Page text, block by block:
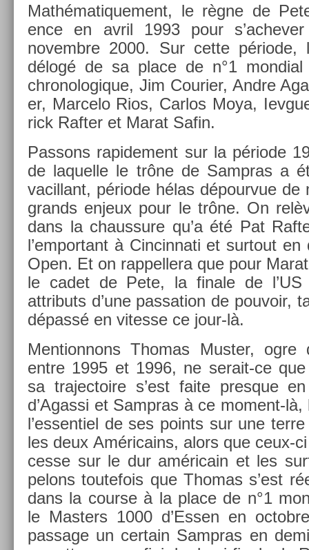
Mathématique­ment, le règne de
ence en avril 1993 pour
novembre 2000. Sur cette période,
délogé de sa place de n°1 mon­di­al
chronologique, Jim Co­uri­er, Andre
er, Mar­celo Rios, Car­los Moya,
rick Raft­er et Marat Safin.
Pas­sons rapide­ment sur la période
de laquel­le le trône de Sampras a
vacil­lant, période hélas dépour­vue de
grands en­jeux pour le trône. On
dans la chaus­sure qu’a été Pat
l’em­portant à Cin­cinnati et sur­tout en
Open. Et on rap­pellera que pour
le cadet de Pete, la fin­ale de
attributs d’une pas­sa­tion de pouvoir,
dépassé en vites­se ce jour-là.
Men­tion­nons Thomas Must­er,
entre 1995 et 1996, ne serait-ce
sa trajec­toire s’est faite pre­sque
d’Agas­si et Sampras à ce moment-là,
l’es­sentiel de ses points sur une
les deux Américains, alors que ceux-
cesse sur le dur américain et les
pelons toutefois que Thomas s’est
dans la co­ur­se à la place de n°1
le Mast­ers 1000 d’Essen en
pas­sage un cer­tain Sampras en